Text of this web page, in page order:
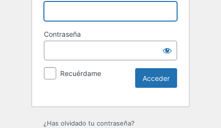
Contraseña
Recuérdame
¿Has olvidado tu contraseña?